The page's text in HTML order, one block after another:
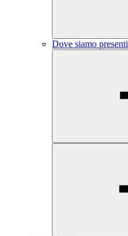
Dove siamo presenti